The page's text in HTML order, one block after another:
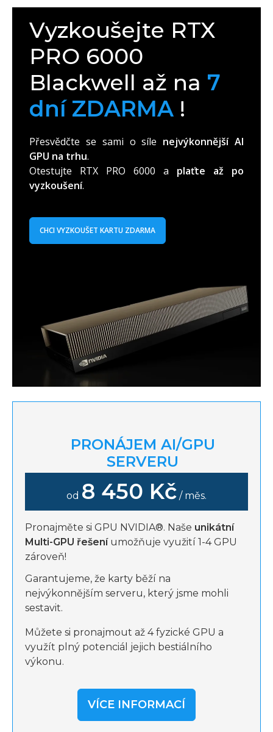
Vyzkoušejte RTX
PRO 6000
Blackwell až na 7
dní ZDARMA !
Přesvědčte se sami o síle nejvýkonnější AI
GPU na trhu.
Otestujte RTX PRO 6000 a plaťte až po
vyzkoušení.
CHCI VYZKOUŠET KARTU ZDARMA
PRONÁJEM AI/GPU
SERVERU
od 8 450 Kč / měs.
Pronajměte si GPU NVIDIA®. Naše unikátní
Multi-GPU řešeníumožňuje využití 1-4 GPU
zároveň!
Garantujeme, že karty běží na
nejvýkonnějším serveru, který jsme mohli
sestavit.
Můžete si pronajmout až 4 fyzické GPU a
využít plný potenciál jejich bestiálního
výkonu.
VÍCE INFORMACÍ